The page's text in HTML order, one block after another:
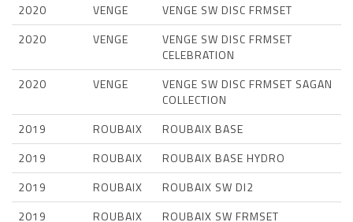
2020
VENGE
VENGE SW DISC FRMSET
2020
VENGE
VENGE SW DISC FRMSET
CELEBRATION
2020
VENGE
VENGE SW DISC FRMSET SAGAN
COLLECTION
2019
ROUBAIX
ROUBAIX BASE
2019
ROUBAIX
ROUBAIX BASE HYDRO
2019
ROUBAIX
ROUBAIX SW DI2
2019
ROUBAIX ROUBAIX SW FRMSET